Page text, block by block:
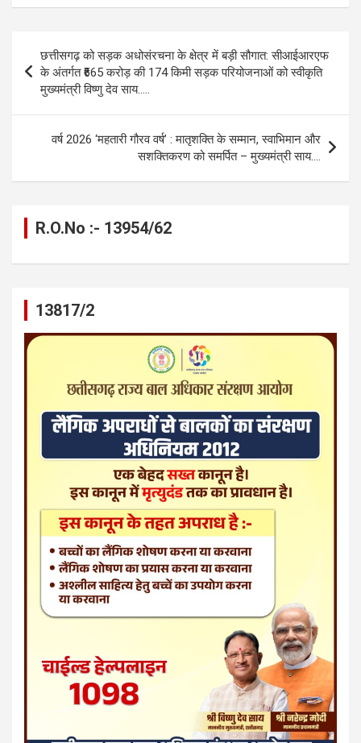
ce
b
o
o
k
se
n
g
er
at
A
p
p
e
gr
a
ail py
Li
n
ar
e
navigation
छत्तीसगढ़ को सड़क अधोसंरचना के क्षेत्र में बड़ी सौगात: सीआईआरएफ
के अंतर्गत ₹665 करोड़ की 174 किमी सड़क परियोजनाओं को स्वीकृति
मुख्यमंत्री विष्णु देव साय…..
वर्ष 2026 ‘महतारी गौरव वर्ष’ : मातृशक्ति के सम्मान, स्वाभिमान और
सशक्तिकरण को समर्पित – मुख्यमंत्री साय….
R.O.No :- 13954/62
13817/2